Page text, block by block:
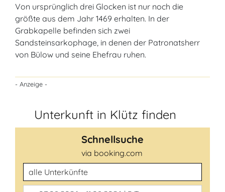
Von ursprünglich drei Glocken ist nur noch die
größte aus dem Jahr 1469 erhalten. In der
Grabkapelle befinden sich zwei
Sandsteinsarkophage, in denen der Patronatsherr
von Bülow und seine Ehefrau ruhen.
- Anzeige -
Unterkunft in Klütz finden
Schnellsuche
via booking.com
Unterkunftsart